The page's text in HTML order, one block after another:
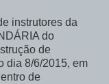
instrutores da
do
de
dia 8/6/2015, em
de